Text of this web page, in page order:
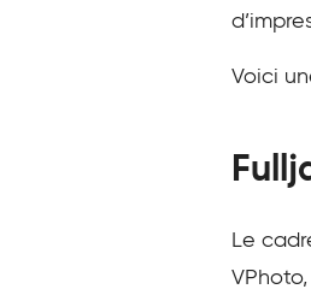
Voici
Le